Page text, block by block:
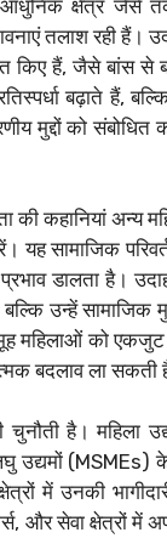
क्षेत्र जैसे
तलाश रही हैं।
किए हैं, जैसे बांस से
बढ़ाते हैं, बल्कि
मुद्दों को
कहानियां अन्य
यह सामाजिक
डालता है।
उन्हें सामाजिक
महिलाओं को
बदलाव ला सकती
चुनौती है। महिला
उद्यमों (MSMEs)
में उनकी
और सेवा क्षेत्रों में